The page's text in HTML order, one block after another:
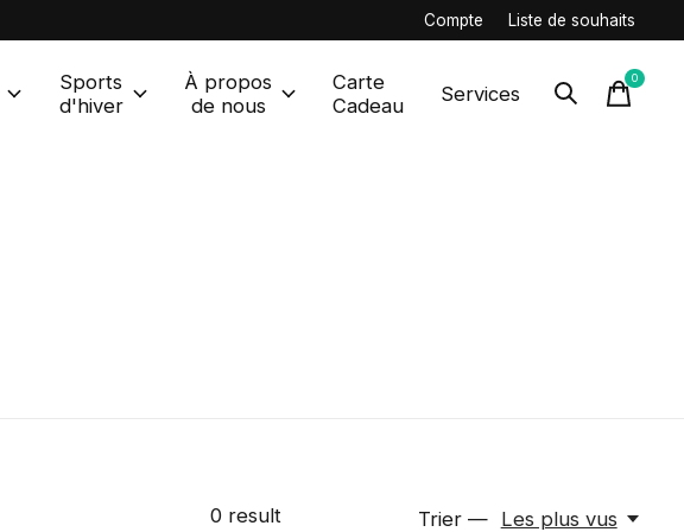
Compte Liste de souhaits
Sports
d'hiver
À propos
de nous
Carte
Cadeau
Services
0items
0result Trier — Les plus vus